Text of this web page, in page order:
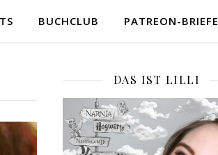
BUCHCLUB PATREON-BRIEFE
DAS IST LILLI